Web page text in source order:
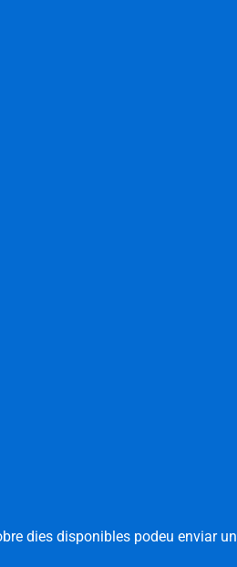
dies disponibles podeu enviar